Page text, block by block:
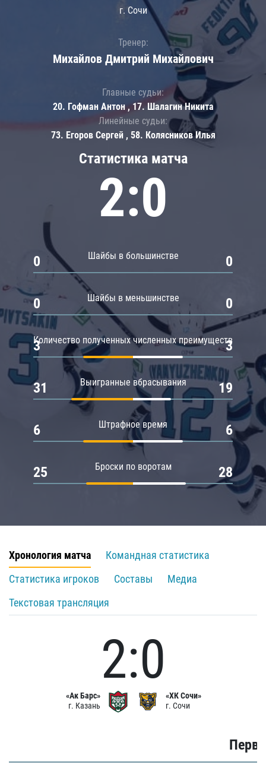
Статистика матча
2:0
Шайбы в большинстве
0 0
Шайбы в меньшинстве
0 0
Количество полученных численных преимуществ
3 3
Выигранные вбрасывания
31 19
Штрафное время
6 6
Броски по воротам
25 28
г. Сочи
Тренер:
Михайлов Дмитрий Михайлович
Главные судьи:
20. Гофман Антон , 17. Шалагин Никита
Линейные судьи:
73. Егоров Сергей , 58. Колясников Илья
Хронология матча
Командная статистика
Статистика игроков
Составы
Медиа
Текстовая трансляция
«Ак Барс»
г. Казань
2:0
«ХК Сочи»
г. Сочи